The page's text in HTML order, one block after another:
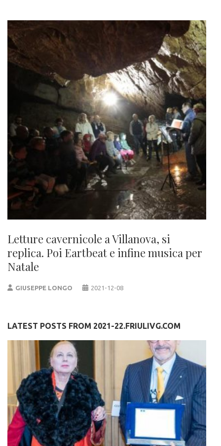
Letture cavernicole a Villanova, si
replica. Poi Eartbeat e infine musica per
Natale
GIUSEPPE LONGO 2021-12-08
LATEST POSTS FROM 2021-22.FRIULIVG.COM